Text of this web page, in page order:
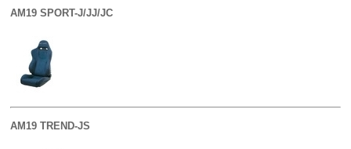
AM19 SPORT-J/JJ/JC
AM19 TREND-JS